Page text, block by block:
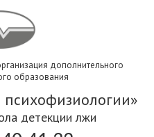
дополнительного
образования
детекции лжи